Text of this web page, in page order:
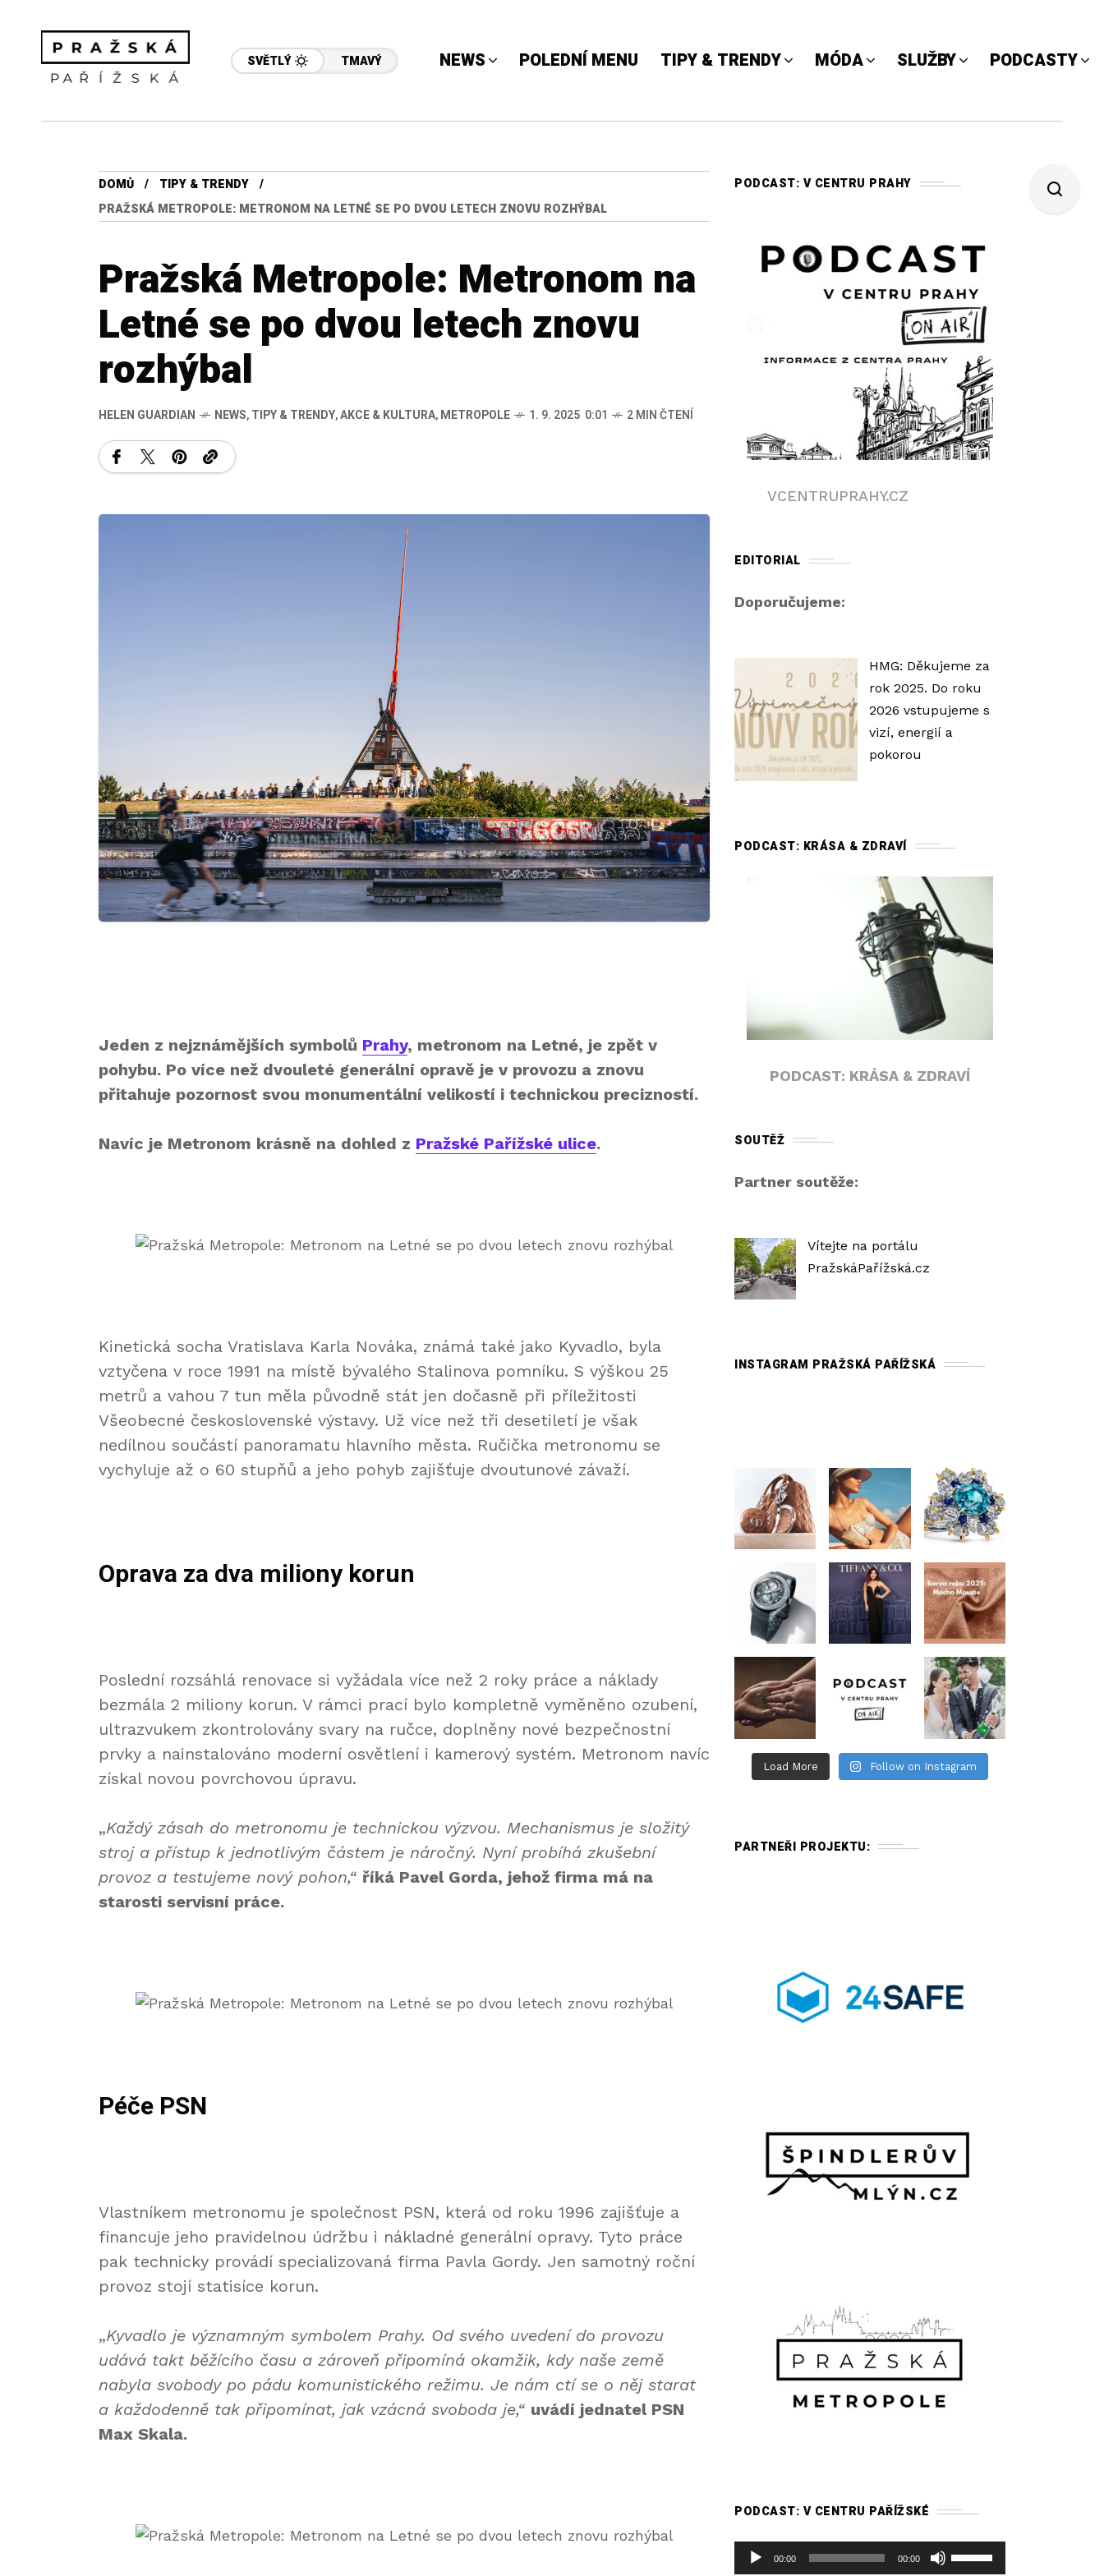
SVĚTLÝ TMAVÝ NEWS POLEDNÍ MENU TIPY & TRENDY MÓDA SLUŽBY PODCASTY
DOMŮ
TIPY & TRENDY
PRAŽSKÁ METROPOLE: METRONOM NA LETNÉ SE PO DVOU LETECH ZNOVU ROZHÝBAL
Pražská Metropole: Metronom na
Letné se po dvou letech znovu
rozhýbal
HELEN GUARDIAN NEWS,TIPY & TRENDY,AKCE & KULTURA,METROPOLE 1. 9. 2025 0:01 2 MIN ČTENÍ
Jeden z nejznámějších symbolů Prahy, metronom na Letné, je zpět v
pohybu. Po více než dvouleté generální opravě je v provozu a znovu
přitahuje pozornost svou monumentální velikostí i technickou precizností.
Navíc je Metronom krásně na dohled z Pražské Pařížské ulice.
Kinetická socha Vratislava Karla Nováka, známá také jako Kyvadlo, byla
vztyčena v roce 1991 na místě bývalého Stalinova pomníku. S výškou 25
metrů a vahou 7 tun měla původně stát jen dočasně při příležitosti
Všeobecné československé výstavy. Už více než tři desetiletí je však
nedílnou součástí panoramatu hlavního města. Ručička metronomu se
vychyluje až o 60 stupňů a jeho pohyb zajišťuje dvoutunové závaží.
Oprava za dva miliony korun
Poslední rozsáhlá renovace si vyžádala více než 2 roky práce a náklady
bezmála 2 miliony korun. V rámci prací bylo kompletně vyměněno ozubení,
ultrazvukem zkontrolovány svary na ručce, doplněny nové bezpečnostní
prvky a nainstalováno moderní osvětlení i kamerový systém. Metronom navíc
získal novou povrchovou úpravu.
„Každý zásah do metronomu je technickou výzvou. Mechanismus je složitý
stroj a přístup k jednotlivým částem je náročný. Nyní probíhá zkušební
provoz a testujeme nový pohon,“ říká Pavel Gorda, jehož firma má na
starosti servisní práce.
Péče PSN
Vlastníkem metronomu je společnost PSN, která od roku 1996 zajišťuje a
financuje jeho pravidelnou údržbu i nákladné generální opravy. Tyto práce
pak technicky provádí specializovaná firma Pavla Gordy. Jen samotný roční
provoz stojí statisíce korun.
„Kyvadlo je významným symbolem Prahy. Od svého uvedení do provozu
udává takt běžícího času a zároveň připomíná okamžik, kdy naše země
nabyla svobody po pádu komunistického režimu. Je nám ctí se o něj starat
a každodenně tak připomínat, jak vzácná svoboda je,“ uvádí jednatel PSN
Max Skala.
PODCAST: V CENTRU PRAHY
VCENTRUPRAHY.CZ
EDITORIAL
Doporučujeme:
HMG: Děkujeme za
rok 2025. Do roku
2026 vstupujeme s
vizí, energií a
pokorou
PODCAST: KRÁSA & ZDRAVÍ
PODCAST: KRÁSA & ZDRAVÍ
SOUTĚŽ
Partner soutěže:
Vítejte na portálu
PražskáPařížská.cz
INSTAGRAM PRAŽSKÁ PAŘÍŽSKÁ
Load More Follow on Instagram
PARTNEŘI PROJEKTU:
PODCAST: V CENTRU PAŘÍŽSKÉ
00:00 00:00
P